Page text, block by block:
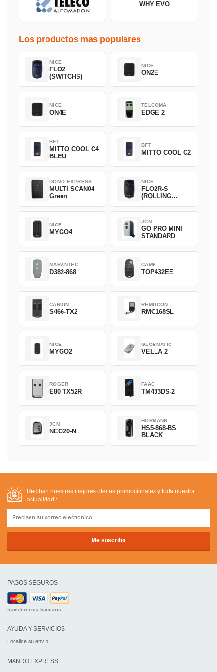
WHY EVO
Los productos mas populares
NICE
FLO2
(SWITCHS)
NICE
ON2E
NICE
ON4E
TELCOMA
EDGE 2
BFT
MITTO COOL C4
BLEU
BFT
MITTO COOL C2
DOMO EXPRESS
MULTI SCAN04
Green
NICE
FLO2R-S
(ROLLING
NICE
MYGO4
JCM
GO PRO MINI
STANDARD
MARANTEC
D382-868
CAME
TOP432EE
CARDIN
S466-TX2
REMOCON
RMC168SL
NICE
MYGO2
GLOBMATIC
VELLA 2
ROGER
E80 TX52R
FAAC
TM433DS-2
JCM
NEO20-N
HORMANN
HS5-868-BS
BLACK
Reciban nuestras mejores ofertas promocíonales y toda nuestra
actualidad :
PAGOS SEGUROS
transferencia bancaria
AYUDA Y SERVICIOS
Localice su envío
MANDO EXPRESS